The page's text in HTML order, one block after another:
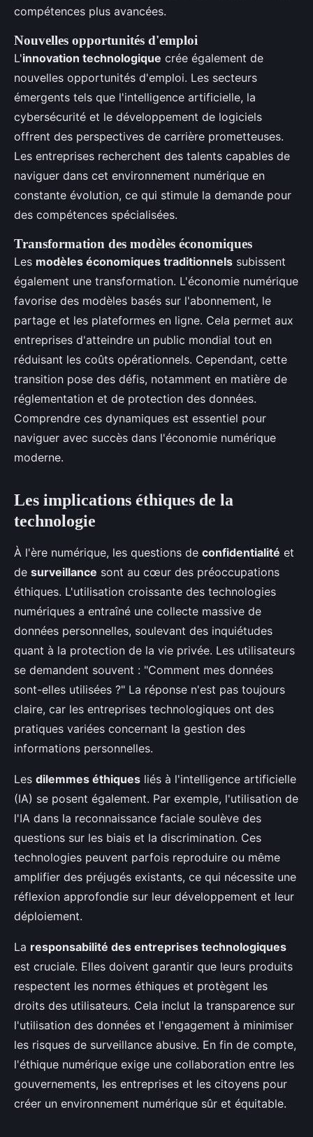
compétences plus avancées.
Nouvelles opportunités d'emploi
L'innovation technologique crée également de
nouvelles opportunités d'emploi. Les secteurs
émergents tels que l'intelligence artificielle, la
cybersécurité et le développement de logiciels
offrent des perspectives de carrière prometteuses.
Les entreprises recherchent des talents capables de
naviguer dans cet environnement numérique en
constante évolution, ce qui stimule la demande pour
des compétences spécialisées.
Transformation des modèles économiques
Les modèles économiques traditionnels subissent
également une transformation. L'économie numérique
favorise des modèles basés sur l'abonnement, le
partage et les plateformes en ligne. Cela permet aux
entreprises d'atteindre un public mondial tout en
réduisant les coûts opérationnels. Cependant, cette
transition pose des défis, notamment en matière de
réglementation et de protection des données.
Comprendre ces dynamiques est essentiel pour
naviguer avec succès dans l'économie numérique
moderne.
Les implications éthiques de la
technologie
À l'ère numérique, les questions de confidentialité et
de surveillance sont au cœur des préoccupations
éthiques. L'utilisation croissante des technologies
numériques a entraîné une collecte massive de
données personnelles, soulevant des inquiétudes
quant à la protection de la vie privée. Les utilisateurs
se demandent souvent : "Comment mes données
sont-elles utilisées ?" La réponse n'est pas toujours
claire, car les entreprises technologiques ont des
pratiques variées concernant la gestion des
informations personnelles.
Les dilemmes éthiques liés à l'intelligence artificielle
(IA) se posent également. Par exemple, l'utilisation de
l'IA dans la reconnaissance faciale soulève des
questions sur les biais et la discrimination. Ces
technologies peuvent parfois reproduire ou même
amplifier des préjugés existants, ce qui nécessite une
réflexion approfondie sur leur développement et leur
déploiement.
La responsabilité des entreprises technologiques
est cruciale. Elles doivent garantir que leurs produits
respectent les normes éthiques et protègent les
droits des utilisateurs. Cela inclut la transparence sur
l'utilisation des données et l'engagement à minimiser
les risques de surveillance abusive. En fin de compte,
l'éthique numérique exige une collaboration entre les
gouvernements, les entreprises et les citoyens pour
créer un environnement numérique sûr et équitable.